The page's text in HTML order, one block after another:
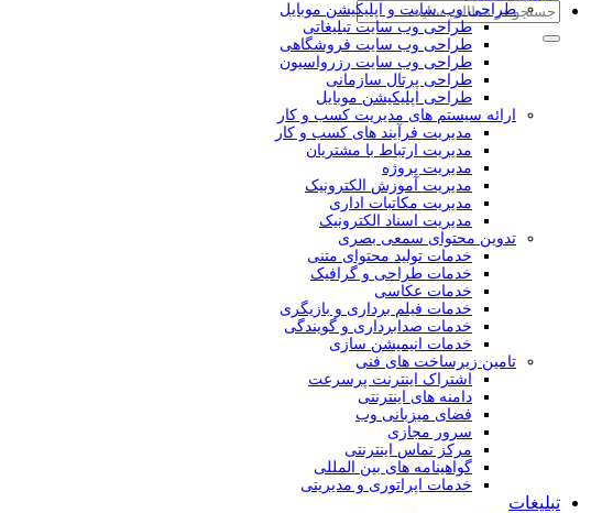
طراحی وب سایت و اپلیکیشن موبایل
طراحی وب سایت تبلیغاتی
طراحی وب سایت فروشگاهی
طراحی وب سایت رزرواسیون
طراحی پرتال سازمانی
طراحی اپلیکیشن موبایل
ارائه سیستم های مدیریت کسب و کار
مدیریت فرآیند های کسب و کار
مدیریت ارتباط با مشتریان
مدیریت پروژه
مدیریت آموزش الکترونیک
مدیریت مکاتبات اداری
مدیریت اسناد الکترونیک
تدوین محتوای سمعی بصری
خدمات تولید محتوای متنی
خدمات طراحی و گرافیک
خدمات عکاسی
خدمات فیلم برداری و بازیگری
خدمات صدابرداری و گویندگی
خدمات انیمیشن سازی
تامین زیرساخت های فنی
اشتراک اینترنت پرسرعت
دامنه های اینترنتی
فضای میزبانی وب
سرور مجازی
مرکز تماس اینترنتی
گواهینامه های بین المللی
خدمات اپراتوری و مدیریتی
تبلیغات